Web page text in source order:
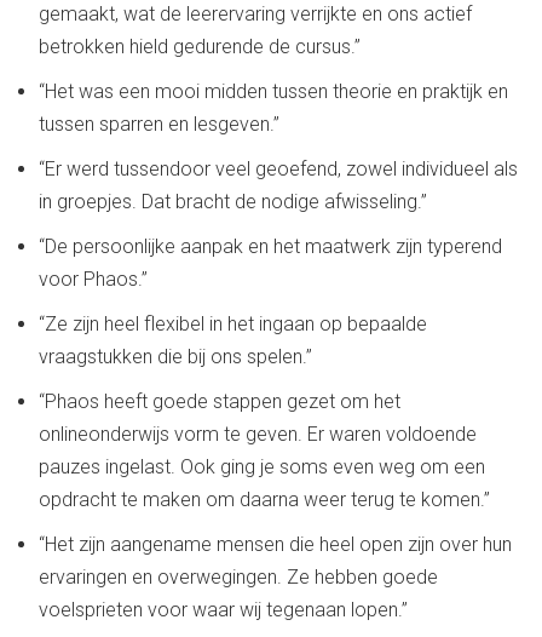
gemaakt, wat de leerervaring verrijkte en ons actief
betrokken hield gedurende de cursus.”
“Het was een mooi midden tussen theorie en praktijk en
tussen sparren en lesgeven.”
“Er werd tussendoor veel geoefend, zowel individueel als
in groepjes. Dat bracht de nodige afwisseling.”
“De persoonlijke aanpak en het maatwerk zijn typerend
voor Phaos.”
“Ze zijn heel flexibel in het ingaan op bepaalde
vraagstukken die bij ons spelen.”
“Phaos heeft goede stappen gezet om het
onlineonderwijs vorm te geven. Er waren voldoende
pauzes ingelast. Ook ging je soms even weg om een
opdracht te maken om daarna weer terug te komen.”
“Het zijn aangename mensen die heel open zijn over hun
ervaringen en overwegingen. Ze hebben goede
voelsprieten voor waar wij tegenaan lopen.”